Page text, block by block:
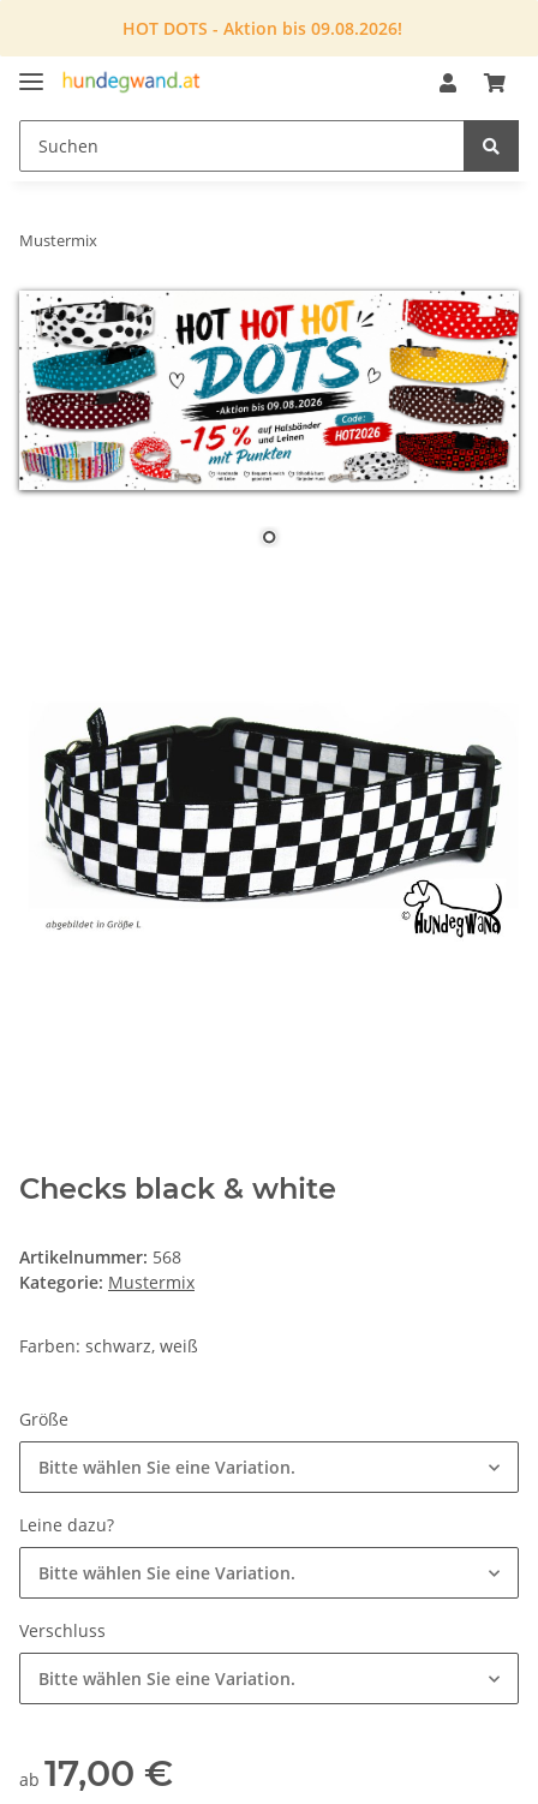
HOT DOTS - Aktion bis 09.08.2026!
Mustermix
Checks black & white
Artikelnummer: 568
Kategorie: Mustermix
Farben: schwarz, weiß
Größe
Bitte wählen Sie eine Variation.
Leine dazu?
Bitte wählen Sie eine Variation.
Verschluss
Bitte wählen Sie eine Variation.
ab 17,00 €